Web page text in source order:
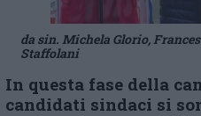
da sin. Michela Glorio,
Staffolani
In questa fase della
candidati sindaci si